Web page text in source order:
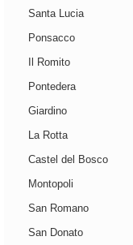
Santa Lucia
Ponsacco
Il Romito
Pontedera
Giardino
La Rotta
Castel del Bosco
Montopoli
San Romano
San Donato